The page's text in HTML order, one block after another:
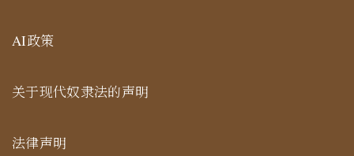
AI政策
关于现代奴隶法的声明
法律声明